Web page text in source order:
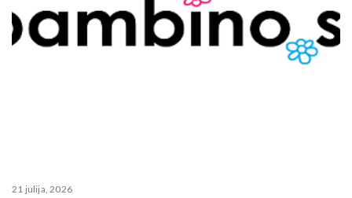
21 julija, 2026